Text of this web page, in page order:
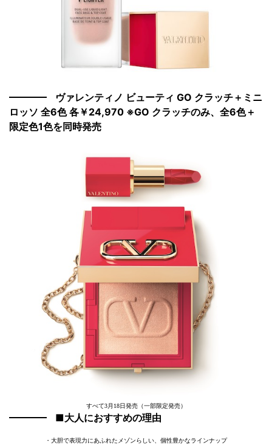
ヴァレンティノ ビューティ GO クラッチ＋ミニ
ロッソ 全6色 各￥24,970 ※GO クラッチのみ、全6色＋
限定色1色を同時発売
すべて3月18日発売（一部限定発売）
■大人におすすめの理由
・大胆で表現力にあふれたメゾンらしい、個性豊かなラインナップ